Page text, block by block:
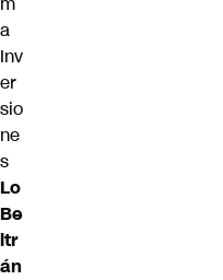
a
Inv
er
sio
ne
s
Lo
Be
ltr
án